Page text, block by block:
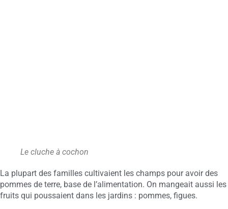
Le cluche à cochon
La plupart des familles cultivaient les champs pour avoir des
pommes de terre, base de l’alimentation. On mangeait aussi les
fruits qui poussaient dans les jardins : pommes, figues.